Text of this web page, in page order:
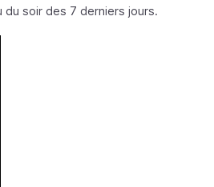
soir des 7 derniers jours.